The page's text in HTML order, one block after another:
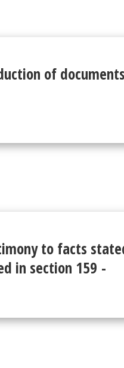
of documents
to facts
in section 159 -